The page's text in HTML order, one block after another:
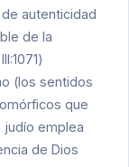
autenticidad
de la
(los sentidos
que
judío emplea
de Dios